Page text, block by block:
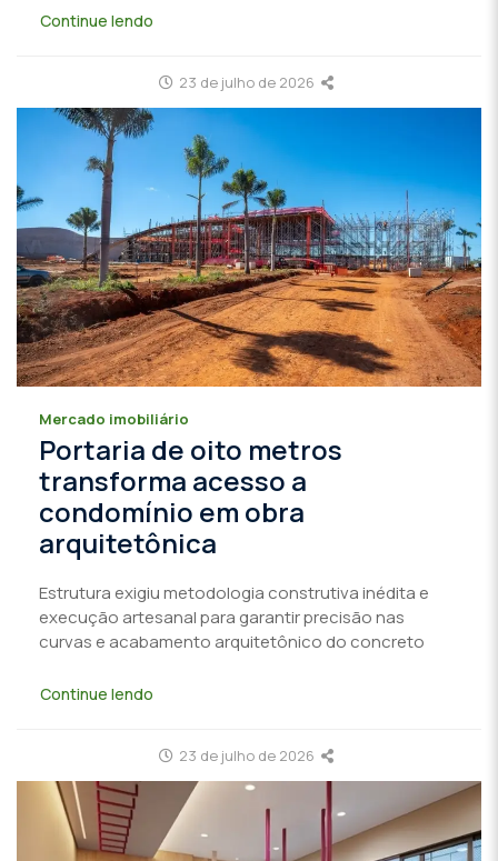
Continue lendo
23 de julho de 2026
Mercado imobiliário
Portaria de oito metros
transforma acesso a
condomínio em obra
arquitetônica
Estrutura exigiu metodologia construtiva inédita e
execução artesanal para garantir precisão nas
curvas e acabamento arquitetônico do concreto
Continue lendo
23 de julho de 2026